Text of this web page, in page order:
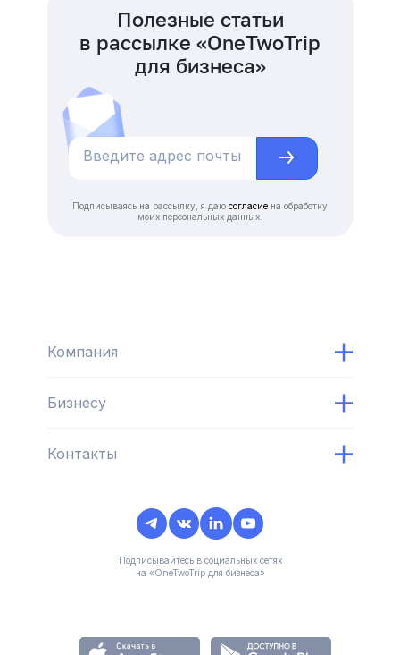
Полезные статьи
в рассылке «OneTwoTrip
для бизнеса»
Подписываясь на рассылку, я даю согласие на обработку
моих персональных данных.
Компания
Бизнесу
Контакты
Подписывайтесь в социальных сетях
на «OneTwoTrip для бизнеса»